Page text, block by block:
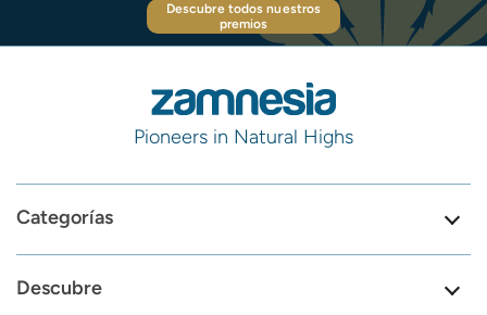
Descubre todos nuestros
premios
Pioneers in Natural Highs
Categorías
Descubre